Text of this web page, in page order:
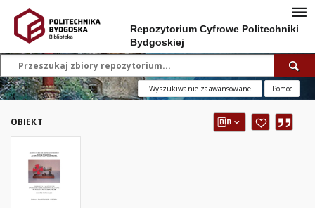
Repozytorium Cyfrowe Politechniki
Bydgoskiej
Wyszukiwanie zaawansowane Pomoc
OBIEKT